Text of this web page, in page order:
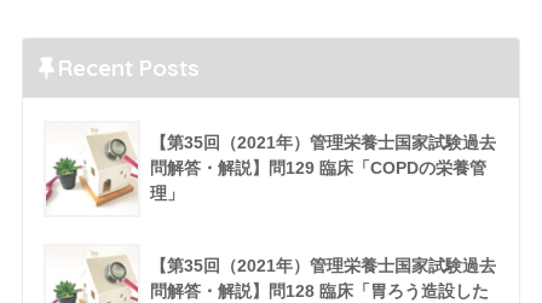
Recent Posts
【第35回（2021年）管理栄養士国家試験過去
問解答・解説】問129 臨床「COPDの栄養管
理」
【第35回（2021年）管理栄養士国家試験過去
問解答・解説】問128 臨床「胃ろう造設した